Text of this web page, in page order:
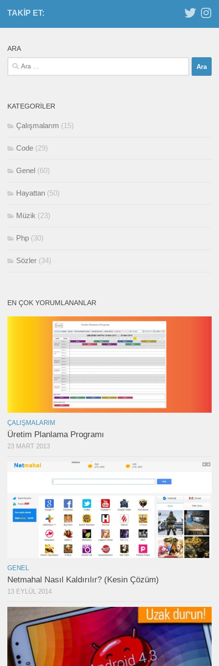
TAKIP ET:
ARA
Arama:
KATEGORILER
Çalışmalarım (15)
Code (29)
Genel (60)
Hayattan (50)
Müzik (23)
Php (30)
Sözler (34)
EN ÇOK YORUMLANANLAR
ÇALIŞMALARIM
Üretim Planlama Programı
23 MART 2013
GENEL
Netmahal Nasıl Kaldırılır? (Kesin Çözüm)
13 EYLÜL 2014